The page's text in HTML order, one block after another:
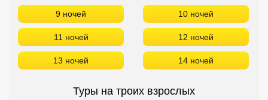
9 ночей 10 ночей
11 ночей 12 ночей
13 ночей 14 ночей
Туры на троих взрослых
Сетевые отели ОАЭ
Сетевые отели Таиланда
Сетевые отели Шри Ланки